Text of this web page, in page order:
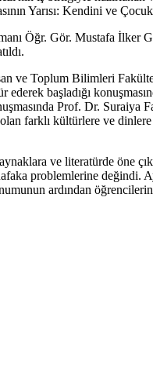
Yarısı: Kendini ve
Öğr. Gör. Mustafa
ve Toplum Bilimleri
başladığı
Prof. Dr.
farklı kültürlere ve
ve literatürde öne
problemlerine değindi.
ardından öğrencilerin